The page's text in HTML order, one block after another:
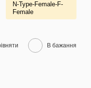
N-Type-Female-F-
Female
В бажання